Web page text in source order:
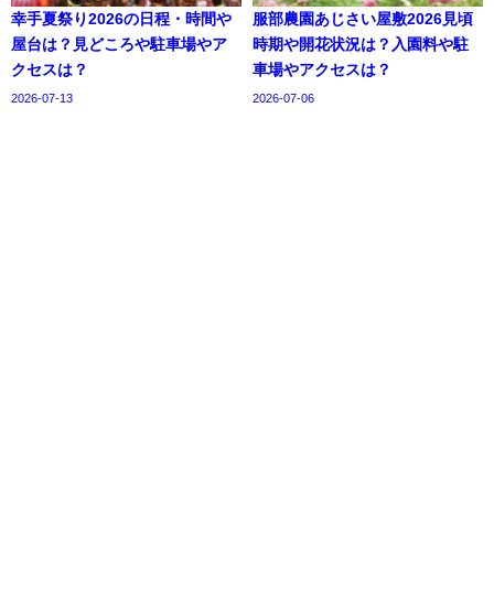
幸手夏祭り2026の日程・時間や
屋台は？見どころや駐車場やア
クセスは？
2026-07-13
服部農園あじさい屋敷2026見頃
時期や開花状況は？入園料や駐
車場やアクセスは？
2026-07-06